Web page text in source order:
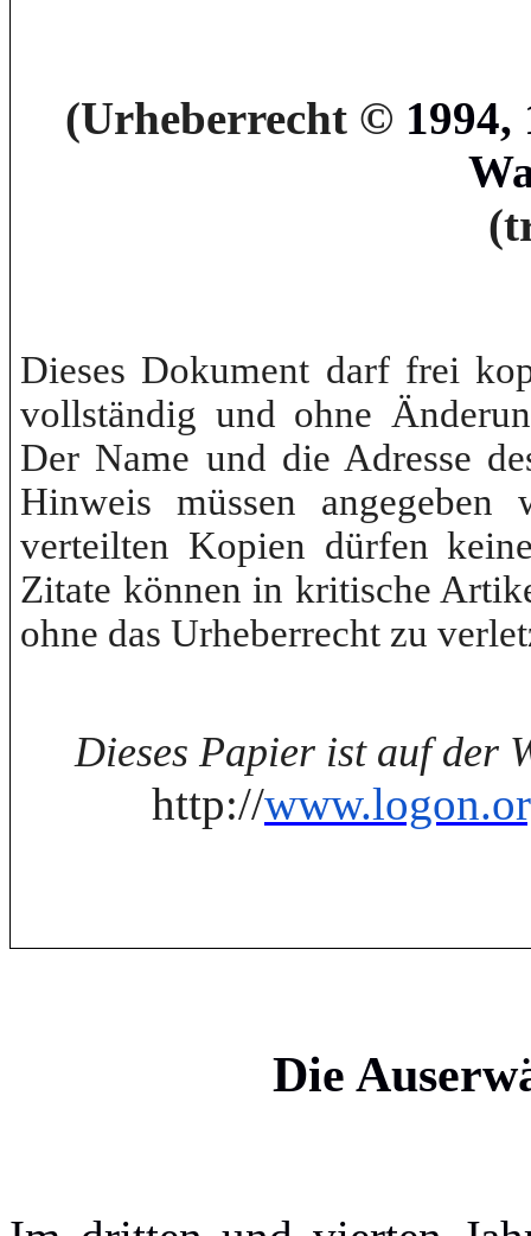
(Urheberrecht© 1994,
Dieses Dokument darf frei
vollständig und ohne
Der Name und die Adresse
Hinweis
müssen angegeben
verteilten Kopien dürfen
Zitate können in kritische
ohne dasUrheberrecht zu
Dieses Papier istauf der
http://
Die